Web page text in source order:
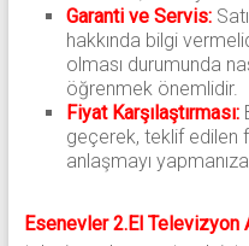
Garanti ve Servis:
hakkında bilgi
olması durumunda
öğrenmek önemlidir.
Fiyat Karşılaştırması:
geçerek, teklif edilen
anlaşmayı
Esenevler 2.El Televizyon